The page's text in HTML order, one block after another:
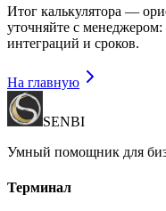
Итог калькулятора —
уточняйте с менеджером:
интеграций и сроков.
На главную
SENBI
Умный помощник для
Терминал